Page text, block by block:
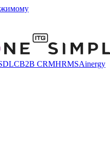
B2B CRMHRMSAinergy